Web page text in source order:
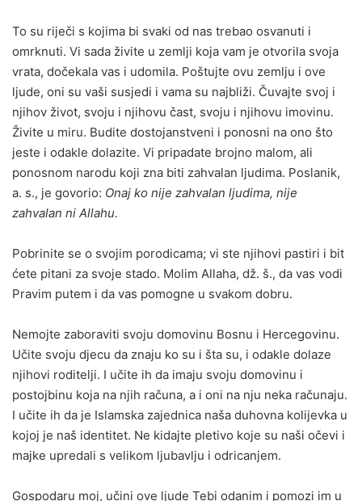
To su riječi s kojima bi svaki od nas trebao osvanuti i
omrknuti. Vi sada živite u zemlji koja vam je otvorila svoja
vrata, dočekala vas i udomila. Poštujte ovu zemlju i ove
ljude, oni su vaši susjedi i vama su najbliži. Čuvajte svoj i
njihov život, svoju i njihovu čast, svoju i njihovu imovinu.
Živite u miru. Budite dostojanstveni i ponosni na ono što
jeste i odakle dolazite. Vi pripadate brojno malom, ali
ponosnom narodu koji zna biti zahvalan ljudima. Poslanik,
a. s., je govorio: Onaj ko nije zahvalan ljudima, nije
zahvalan ni Allahu.
Pobrinite se o svojim porodicama; vi ste njihovi pastiri i bit
ćete pitani za svoje stado. Molim Allaha, dž. š., da vas vodi
Pravim putem i da vas pomogne u svakom dobru.
Nemojte zaboraviti svoju domovinu Bosnu i Hercegovinu.
Učite svoju djecu da znaju ko su i šta su, i odakle dolaze
njihovi roditelji. I učite ih da imaju svoju domovinu i
postojbinu koja na njih računa, a i oni na nju neka računaju.
I učite ih da je Islamska zajednica naša duhovna kolijevka u
kojoj je naš identitet. Ne kidajte pletivo koje su naši očevi i
majke upredali s velikom ljubavlju i odricanjem.
Gospodaru moj, učini ove ljude Tebi odanim i pomozi im u